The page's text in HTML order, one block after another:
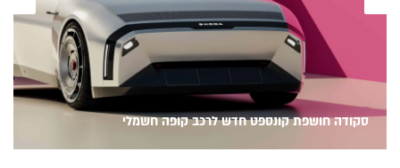
03:48
02/07/2023
פולסטאר 2 בישראל - השקה ורשמים ראשוניים
סקודה חושפת קונספט חדש לרכב קופה חשמלי